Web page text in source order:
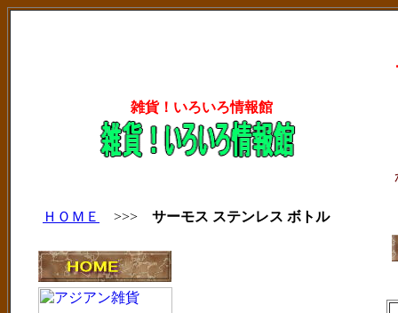
雑貨！いろいろ情報館
ＨＯＭＥ >>> サーモス ステンレス ボトル